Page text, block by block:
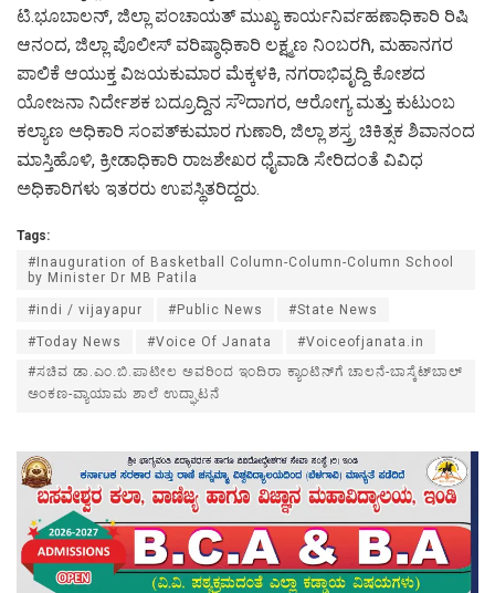
ಟಿ.ಭೂಬಾಲನ್, ಜಿಲ್ಲಾ ಪಂಚಾಯತ್ ಮುಖ್ಯ ಕಾರ್ಯನಿರ್ವಹಣಾಧಿಕಾರಿ ರಿಷಿ
ಆನಂದ, ಜಿಲ್ಲಾ ಪೊಲೀಸ್ ವರಿಷ್ಠಾಧಿಕಾರಿ ಲಕ್ಷ್ಮಣ ನಿಂಬರಗಿ, ಮಹಾನಗರ
ಪಾಲಿಕೆ ಆಯುಕ್ತ ವಿಜಯಕುಮಾರ ಮೆಕ್ಕಳಕಿ, ನಗರಾಭಿವೃದ್ದಿ ಕೋಶದ
ಯೋಜನಾ ನಿರ್ದೇಶಕ ಬದ್ರೂದ್ದಿನ ಸೌದಾಗರ, ಆರೋಗ್ಯ ಮತ್ತು ಕುಟುಂಬ
ಕಲ್ಯಾಣ ಅಧಿಕಾರಿ ಸಂಪತ್‍ಕುಮಾರ ಗುಣಾರಿ, ಜಿಲ್ಲಾ ಶಸ್ತ್ರ ಚಿಕಿತ್ಸಕ ಶಿವಾನಂದ
ಮಾಸ್ತಿಹೊಳಿ, ಕ್ರೀಡಾಧಿಕಾರಿ ರಾಜಶೇಖರ ಧೈವಾಡಿ ಸೇರಿದಂತೆ ವಿವಿಧ
ಅಧಿಕಾರಿಗಳು ಇತರರು ಉಪಸ್ಥಿತರಿದ್ದರು.
Tags:
#Inauguration of Basketball Column-Column-Column School
by Minister Dr MB Patila
#indi / vijayapur #Public News #State News
#Today News #Voice Of Janata
#Voiceofjanata.in
#ಸಚಿವ ಡಾ.ಎಂ.ಬಿ.ಪಾಟೀಲ ಅವರಿಂದ ಇಂದಿರಾ ಕ್ಯಾಂಟಿನ್‍ಗೆ ಚಾಲನೆ-ಬಾಸ್ಕೆಟ್‍ಬಾಲ್
ಅಂಕಣ-ವ್ಯಾಯಾಮ ಶಾಲೆ ಉದ್ಘಾಟನೆ